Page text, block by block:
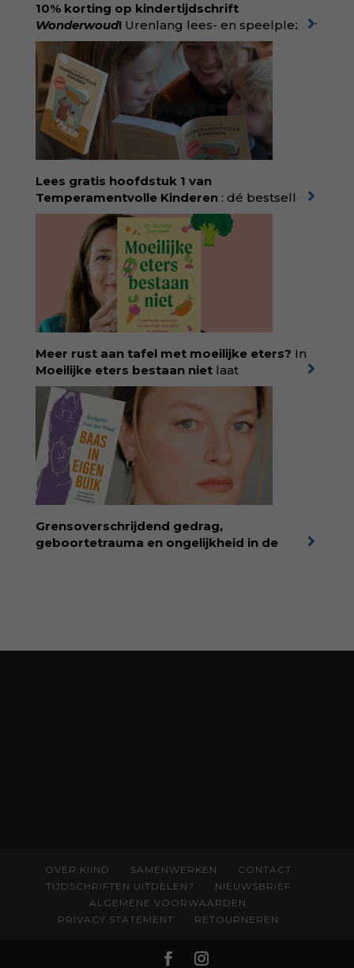
10% korting op kindertijdschrift
Wonderwoud! Urenlang lees- en speelplezier
voor dromers, doeners en denkers.
Wonderwoud is het ambachtelijk gemaakte
antwoord op alle snelle gooimaarweg-
boekjes en hapsnap-filmpjes. Het mooiste
kindertijdschrift van Nederland; met liefde en
kunde voor taal, beeld en tekeningen die
spat van elke pagina. Dat vóel je. Dat voelt je
kind. Abonneer via
wonderwoud.nl/abonneren**
korting met code:
KIIND10
Lees gratis hoofdstuk 1 van
Temperamentvolle Kinderen : dé bestseller
van pedagoog Eva Bronsveld. In het boek
Temperamentvolle kinderen vind je 25 jaar
aan kennis en ervaring. Met ruim 50.000
verkochte exemplaren met recht een
bestseller, waarmee Eva veel gezinnen heeft
kunnen helpen. Ze schrijft met een
liefdevolle kijk op kinderen en veel begrip
voor ouders. Download het hoofdstuk gratis
via:
evabronsveld.plugandpay.nl/r?
id=ZcYxEBJH
Meer rust aan tafel met moeilijke eters? In
Moeilijke eters bestaan niet laat
kinderdiëtist en lactatiekundigeRolinde
Demeyer
zien wat er schuilgaat achter
eetgedrag dat ouders zorgen baart. Met
aandacht voor ontwikkeling,
neurodivergentie en medische oorzaken
helpt ze hardnekkige misverstanden los te
laten en maakt ze van eten weer een
moment van verbinding. Bestel via je lokale
boekhandel! Lees meer over Rolinde via
kiind.nl/rolinde
Grensoverschrijdend gedrag,
geboortetrauma en ongelijkheid in de
OVER KIIND SAMENWERKEN
CONTACT
TIJDSCHRIFTEN UITDELEN?
NIEUWSBRIEF
ALGEMENE VOORWAARDEN
PRIVACY STATEMENT
RETOURNEREN